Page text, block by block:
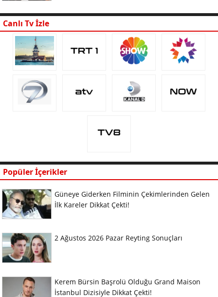
Canlı Tv İzle
Popüler İçerikler
Güneye Giderken Filminin Çekimlerinden Gelen
İlk Kareler Dikkat Çekti!
2 Ağustos 2026 Pazar Reyting Sonuçları
Kerem Bürsin Başrolü Olduğu Grand Maison
İstanbul Dizisiyle Dikkat Çekti!